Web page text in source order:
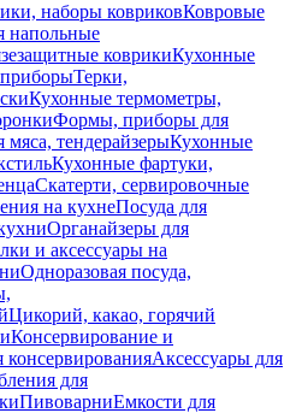
наборы ковриковКовровые
напольные
коврикиКухонные
Терки,
Кухонные термометры,
Формы, приборы для
тендерайзерыКухонные
Кухонные фартуки,
Скатерти, сервировочные
на кухнеПосуда для
Органайзеры для
и аксессуары на
Одноразовая посуда,
Цикорий, какао, горячий
Консервирование и
Аксессуары для
для
ПивоварниЕмкости для